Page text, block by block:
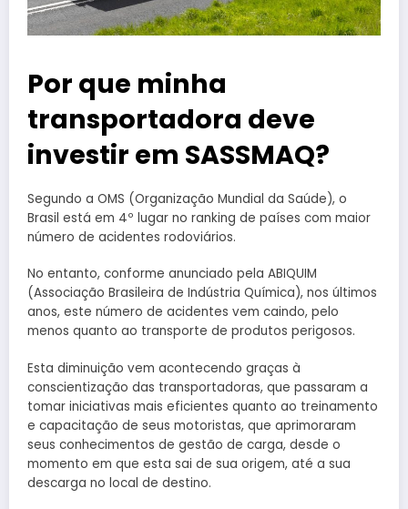
Por que minha
transportadora deve
investir em SASSMAQ?
Segundo a OMS (Organização Mundial da Saúde), o
Brasil está em 4º lugar no ranking de países com maior
número de acidentes rodoviários.
No entanto, conforme anunciado pela ABIQUIM
(Associação Brasileira de Indústria Química), nos últimos
anos, este número de acidentes vem caindo, pelo
menos quanto ao transporte de produtos perigosos.
Esta diminuição vem acontecendo graças à
conscientização das transportadoras, que passaram a
tomar iniciativas mais eficientes quanto ao treinamento
e capacitação de seus motoristas, que aprimoraram
seus conhecimentos de gestão de carga, desde o
momento em que esta sai de sua origem, até a sua
descarga no local de destino.